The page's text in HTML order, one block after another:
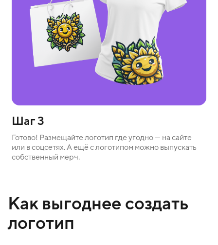
Шаг 3
Готово! Размещайте логотип где угодно — на сайте
или в соцсетях. А ещё с логотипом можно выпускать
собственный мерч.
Как выгоднее создать
логотип